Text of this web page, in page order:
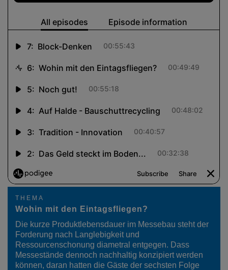
THEMA
Wohin mit den Eintagsfliegen?
Die kurze Produktlebensdauer im Messebau steht der
Forderung nach Langlebigkeit und
Ressourcenschonung diametral entgegen. Dass
Messestände dennoch nachhaltig konzipiert werden
können, daran hatten die Gäste der sechsten Folge